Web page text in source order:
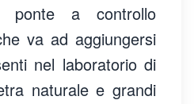
a controllo
va ad aggiungersi
nel laboratorio di
naturale e grandi